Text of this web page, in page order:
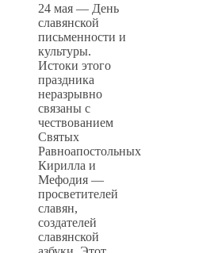
24 мая — День
славянской
письменности и
культуры.
Истоки этого
праздника
неразрывно
связаны с
чествованием
Святых
Равноапостольных
Кирилла и
Мефодия —
просветителей
славян,
создателей
славянской